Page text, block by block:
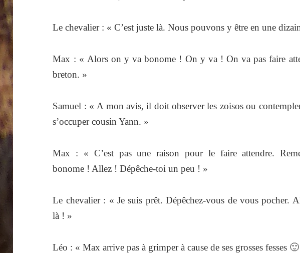
Le chevalier : « C’est juste là. Nous pouvons y être en une
Max : « Alors on y va bonome ! On y va ! On va pas faire
breton. »
Samuel : « A mon avis, il doit observer les zoisos ou
s’occuper cousin Yann. »
Max : « C’est pas une raison pour le faire attendre.
bonome ! Allez ! Dépêche-toi un peu ! »
Le chevalier : « Je suis prêt. Dépêchez-vous de vous pocher.
là ! »
Léo : « Max arrive pas à grimper à cause de ses grosses fesses